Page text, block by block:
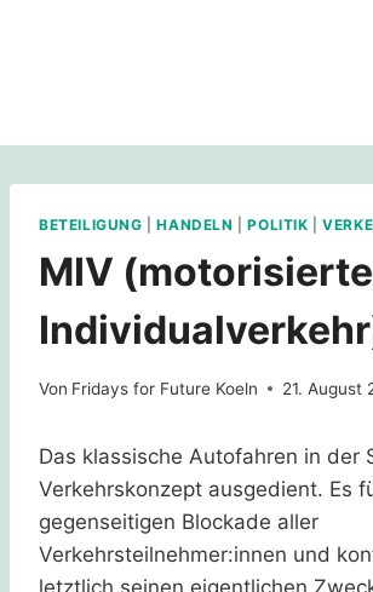
BETEILIGUNG |HANDELN |POLITIK |
MIV
Von Fridays for Future Koeln 21. August
Das klassische Autofahren in der
Verkehrskonzept ausgedient. Es
gegenseitigen Blockade aller
Verkehrsteilnehmer:innen und
letztlich seinen eigentlichen